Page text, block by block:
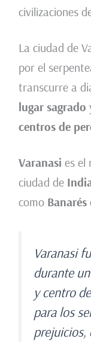
civilizaciones
La ciudad de
por el
transcurre a
lugar sagrado
centros de
Varanasi es el
ciudad de
como Banarés
Varanasi
durante
y centro
para los
prejuicios,